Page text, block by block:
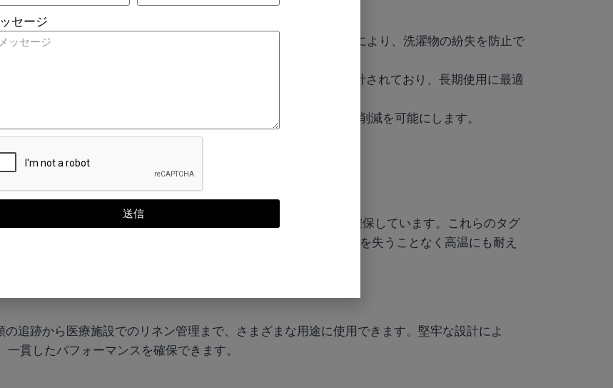
濯から配達まで、洗濯物の輸送過程全体を追跡できます。これにより、洗濯物の紛失を防止で
らには工業用ランドリーの厳しい条件にも耐えられるように設計されており、長期使用に最適
改善することで、RFID ランドリー タグは最終的に大幅なコスト削減を可能にします。
な特徴
イクルに耐えられるように設計されており、信頼性と耐久性を確保しています。これらのタグ
濯条件に耐えられるように特別に設計されています。追跡機能を失うことなく高温にも耐え
適です。
追跡から医療施設でのリネン管理まで、さまざまな用途に使用できます。堅牢な設計によ
貫したパフォーマンスを確保できます。
セージ
送信